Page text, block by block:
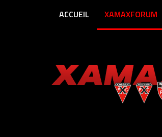
ACCUEIL XAMAXFORUM